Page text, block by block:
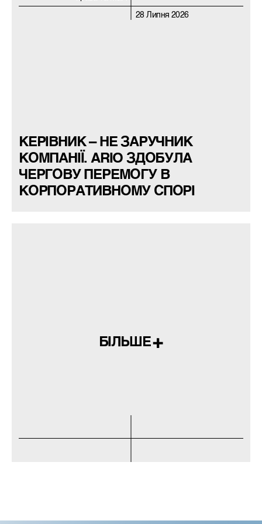
28 Липня 2026
КЕРІВНИК – НЕ ЗАРУЧНИК
КОМПАНІЇ. ARIO ЗДОБУЛА
ЧЕРГОВУ ПЕРЕМОГУ В
КОРПОРАТИВНОМУ СПОРІ
БІЛЬШЕ